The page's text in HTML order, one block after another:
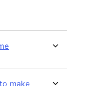
make